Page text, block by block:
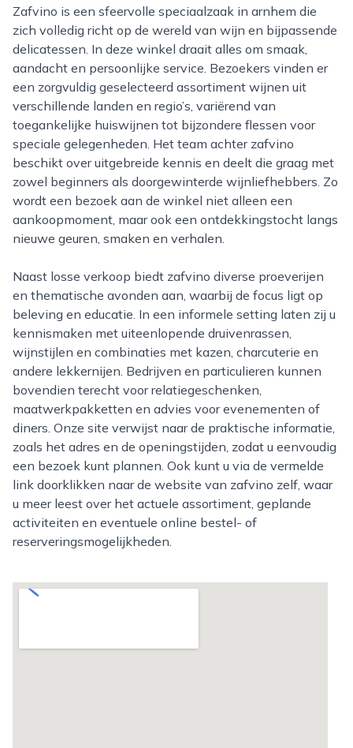
Zafvino is een sfeervolle speciaalzaak in arnhem die
zich volledig richt op de wereld van wijn en bijpassende
delicatessen. In deze winkel draait alles om smaak,
aandacht en persoonlijke service. Bezoekers vinden er
een zorgvuldig geselecteerd assortiment wijnen uit
verschillende landen en regio’s, variërend van
toegankelijke huiswijnen tot bijzondere flessen voor
speciale gelegenheden. Het team achter zafvino
beschikt over uitgebreide kennis en deelt die graag met
zowel beginners als doorgewinterde wijnliefhebbers. Zo
wordt een bezoek aan de winkel niet alleen een
aankoopmoment, maar ook een ontdekkingstocht langs
nieuwe geuren, smaken en verhalen.
Naast losse verkoop biedt zafvino diverse proeverijen
en thematische avonden aan, waarbij de focus ligt op
beleving en educatie. In een informele setting laten zij u
kennismaken met uiteenlopende druivenrassen,
wijnstijlen en combinaties met kazen, charcuterie en
andere lekkernijen. Bedrijven en particulieren kunnen
bovendien terecht voor relatiegeschenken,
maatwerkpakketten en advies voor evenementen of
diners. Onze site verwijst naar de praktische informatie,
zoals het adres en de openingstijden, zodat u eenvoudig
een bezoek kunt plannen. Ook kunt u via de vermelde
link doorklikken naar de website van zafvino zelf, waar
u meer leest over het actuele assortiment, geplande
activiteiten en eventuele online bestel- of
reserveringsmogelijkheden.